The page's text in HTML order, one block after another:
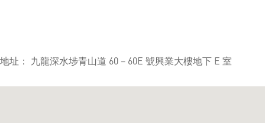
地址： 九龍深水埗青山道 60 – 60E 號興業大樓地下 E 室